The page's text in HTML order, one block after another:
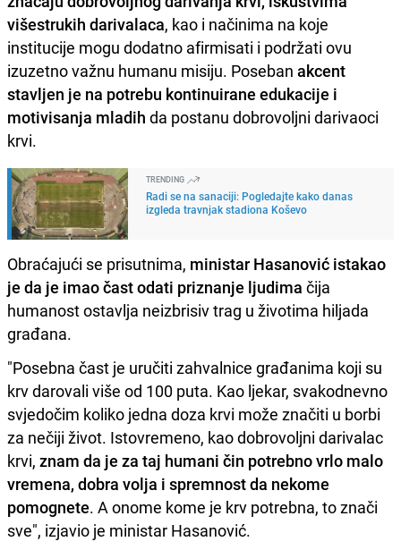
višestrukih darivalaca, kao i načinima na koje
institucije mogu dodatno afirmisati i podržati ovu
izuzetno važnu humanu misiju. Poseban akcent
stavljen je na potrebu kontinuirane edukacije i
motivisanja mladih da postanu dobrovoljni darivaoci
krvi.
TRENDING
Radi se na sanaciji: Pogledajte kako danas
izgleda travnjak stadiona Koševo
Obraćajući se prisutnima, ministar Hasanović istakao
je da je imao čast odati priznanje ljudima čija
humanost ostavlja neizbrisiv trag u životima hiljada
građana.
"Posebna čast je uručiti zahvalnice građanima koji su
krv darovali više od 100 puta. Kao ljekar, svakodnevno
svjedočim koliko jedna doza krvi može značiti u borbi
za nečiji život. Istovremeno, kao dobrovoljni darivalac
krvi, znam da je za taj humani čin potrebno vrlo malo
vremena, dobra volja i spremnost da nekome
pomognete. A onome kome je krv potrebna, to znači
sve", izjavio je ministar Hasanović.